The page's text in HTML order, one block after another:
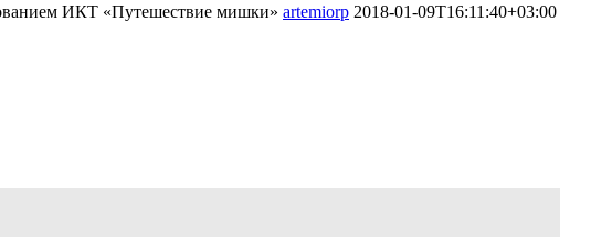
ИКТ «Путешествие мишки» artemiorp 2018-01-09T16:11:40+03:00